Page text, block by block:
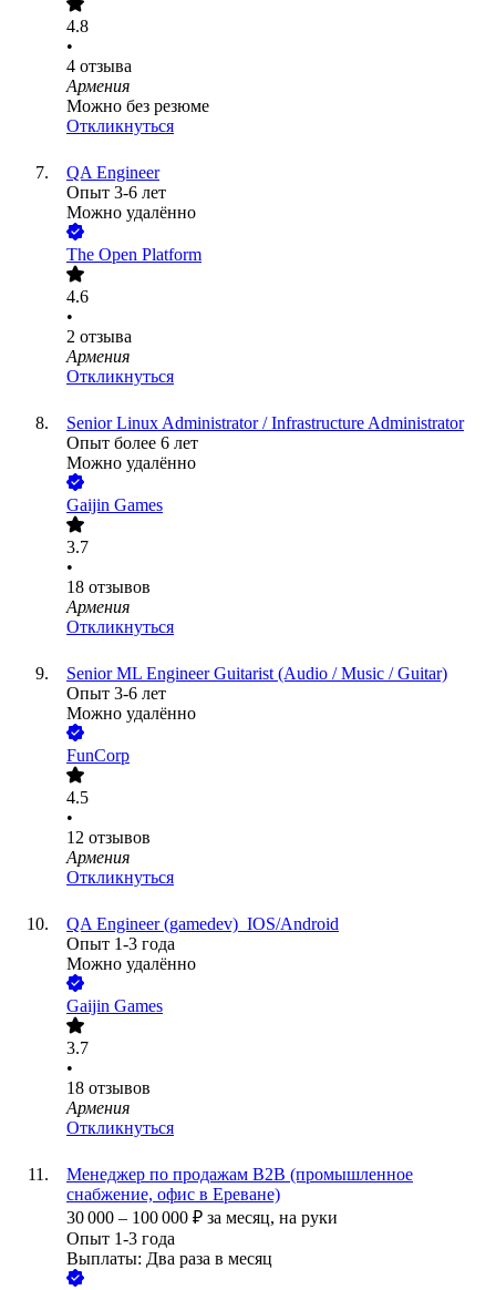
4.8
•
4 отзыва
Армения
Можно без резюме
Откликнуться
QA Engineer
Опыт 3-6 лет
Можно удалённо
The Open Platform
4.6
•
2 отзыва
Армения
Откликнуться
Senior Linux Administrator / Infrastructure Administrator
Опыт более 6 лет
Можно удалённо
Gaijin Games
3.7
•
18 отзывов
Армения
Откликнуться
Senior ML Engineer Guitarist (Audio / Music / Guitar)
Опыт 3-6 лет
Можно удалённо
FunCorp
4.5
•
12 отзывов
Армения
Откликнуться
QA Engineer (gamedev)_IOS/Android
Опыт 1-3 года
Можно удалённо
Gaijin Games
3.7
•
18 отзывов
Армения
Откликнуться
Менеджер по продажам B2B (промышленное
снабжение, офис в Ереване)
30 000 – 100 000 ₽ за месяц, на руки
Опыт 1-3 года
Выплаты: Два раза в месяц